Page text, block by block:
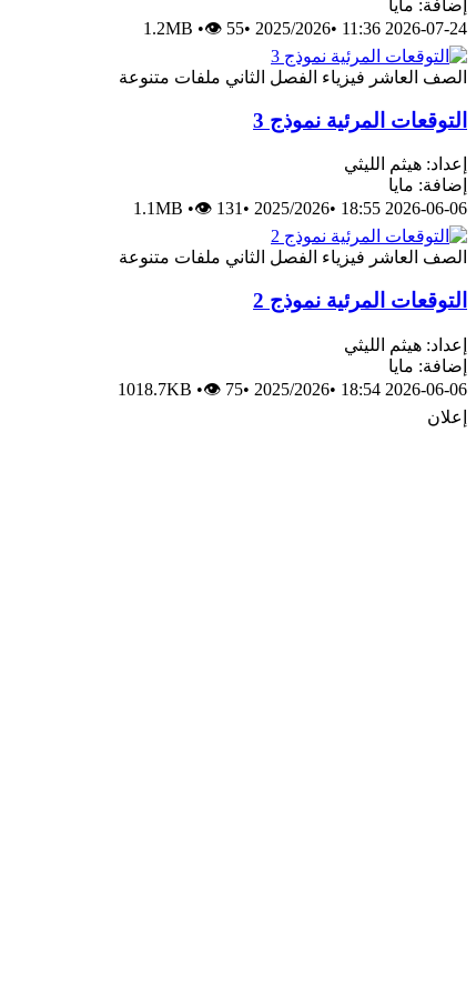
إضافة: مايا
2026-07-24 11:36
•
2025/2026
•
1.2MB •👁 55
الصف العاشر فيزياء الفصل الثاني ملفات متنوعة
التوقعات المرئية نموذج 3
إعداد: هيثم الليثي
إضافة: مايا
2026-06-06 18:55
•
2025/2026
•
1.1MB •👁 131
الصف العاشر فيزياء الفصل الثاني ملفات متنوعة
التوقعات المرئية نموذج 2
إعداد: هيثم الليثي
إضافة: مايا
2026-06-06 18:54
•
2025/2026
•
1018.7KB •👁 75
إعلان